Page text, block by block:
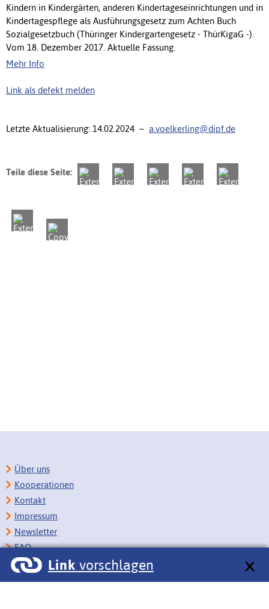
Kindern in Kindergärten, anderen Kindertageseinrichtungen und in
Kindertagespflege als Ausführungsgesetz zum Achten Buch
Sozialgesetzbuch (Thüringer Kindergartengesetz - ThürKigaG -).
Vom 18. Dezember 2017. Aktuelle Fassung.
Mehr Info
Link als defekt melden
Letzte Aktualisierung: 14.02.2024 – a.voelkerling@dipf.de
Teile diese Seite:
Link vorschlagen
Über uns
Kooperationen
Kontakt
Impressum
Newsletter
FAQ
Copyright